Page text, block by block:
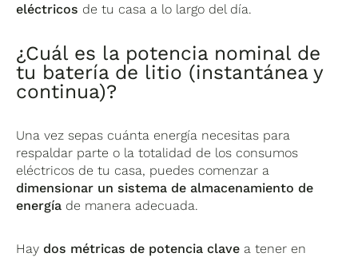
eléctricos de tu casa a lo largo del día.
¿Cuál es la potencia nominal de
tu batería de litio (instantánea y
continua)?
Una vez sepas cuánta energía necesitas para
respaldar parte o la totalidad de los consumos
eléctricos de tu casa, puedes comenzar a
dimensionar un sistema de almacenamiento de
energía de manera adecuada.
Hay dos métricas de potencia clave a tener en